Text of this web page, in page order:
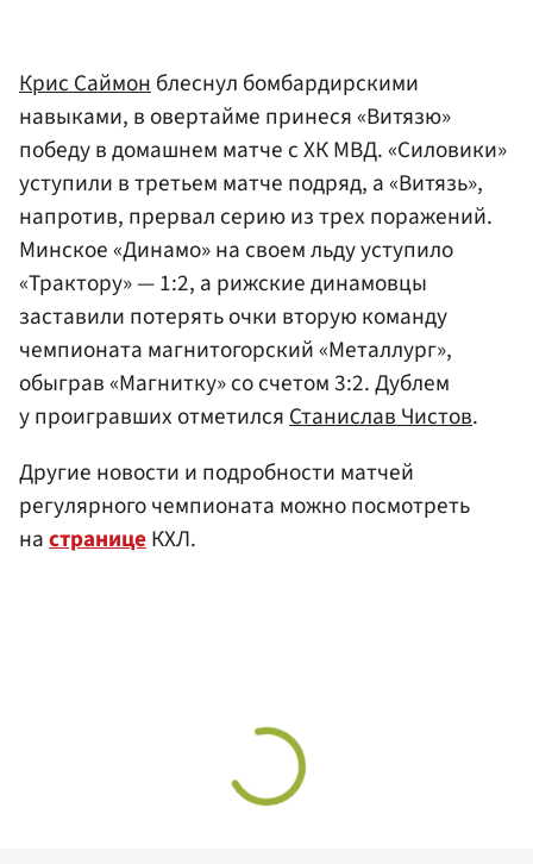
Крис Саймонблеснул бомбардирскими
навыками, в овертайме принеся «Витязю»
победу в домашнем матче с ХК МВД. «Силовики»
уступили в третьем матче подряд, а «Витязь»,
напротив, прервал серию из трех поражений.
Минское «Динамо» на своем льду уступило
«Трактору» — 1:2, а рижские динамовцы
заставили потерять очки вторую команду
чемпионата магнитогорский «Металлург»,
обыграв «Магнитку» со счетом 3:2. Дублем
у проигравших отметилсяСтанислав Чистов.
Другие новости и подробности матчей
регулярного чемпионата можно посмотреть
настраницеКХЛ.